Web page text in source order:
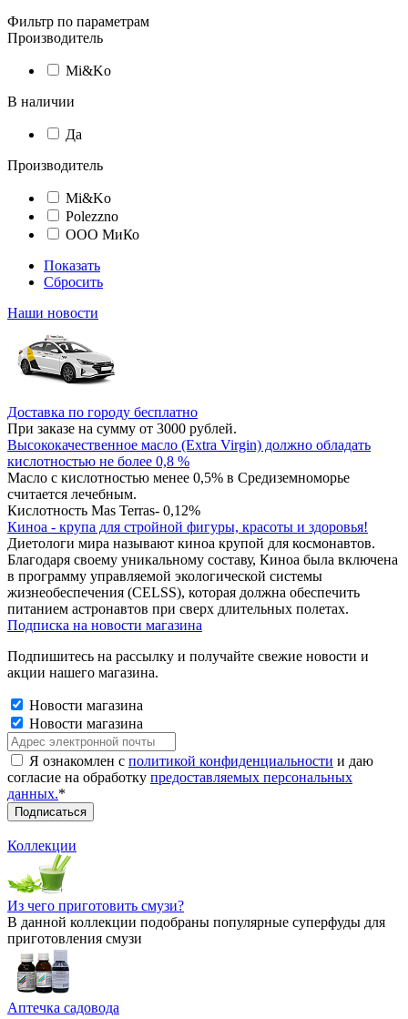
Фильтр по параметрам
Производитель
Mi&Ko
В наличии
Да
Производитель
Mi&Ko
Polezzno
ООО МиКо
Показать
Сбросить
Наши новости
Доставка по городу бесплатно
При заказе на сумму от 3000 рублей.
Высококачественное масло (Extra Virgin) должно обладать
кислотностью не более 0,8 %
Масло с кислотностью менее 0,5% в Средиземноморье
считается лечебным.
Кислотность Mas Terras- 0,12%
Киноа - крупа для стройной фигуры, красоты и здоровья!
Диетологи мира называют киноа крупой для космонавтов.
Благодаря своему уникальному составу, Киноа была включена
в программу управляемой экологической системы
жизнеобеспечения (CELSS), которая должна обеспечить
питанием астронавтов при сверх длительных полетах.
Подписка на новости магазина
Подпишитесь на рассылку и получайте свежие новости и
акции нашего магазина.
Новости магазина
Новости магазина
Я ознакомлен с политикой конфиденциальности и даю
согласие на обработку предоставляемых персональных
данных.*
Коллекции
Из чего приготовить смузи?
В данной коллекции подобраны популярные суперфуды для
приготовления смузи
Аптечка садовода